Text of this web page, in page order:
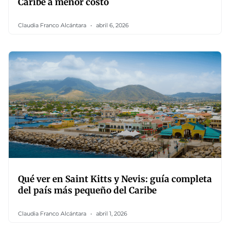
Claudia Franco Alcántara abril 6, 2026
Qué ver en Saint Kitts y Nevis: guía completa
del país más pequeño del Caribe
Claudia Franco Alcántara abril 1, 2026